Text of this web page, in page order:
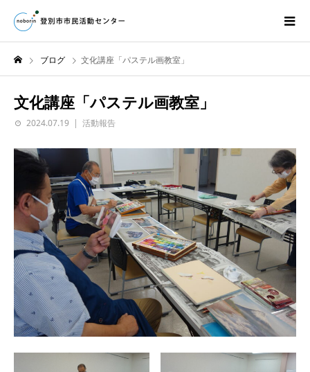
ブログ 文化講座「パステル画教室」
文化講座「パステル画教室」
2024.07.19 活動報告